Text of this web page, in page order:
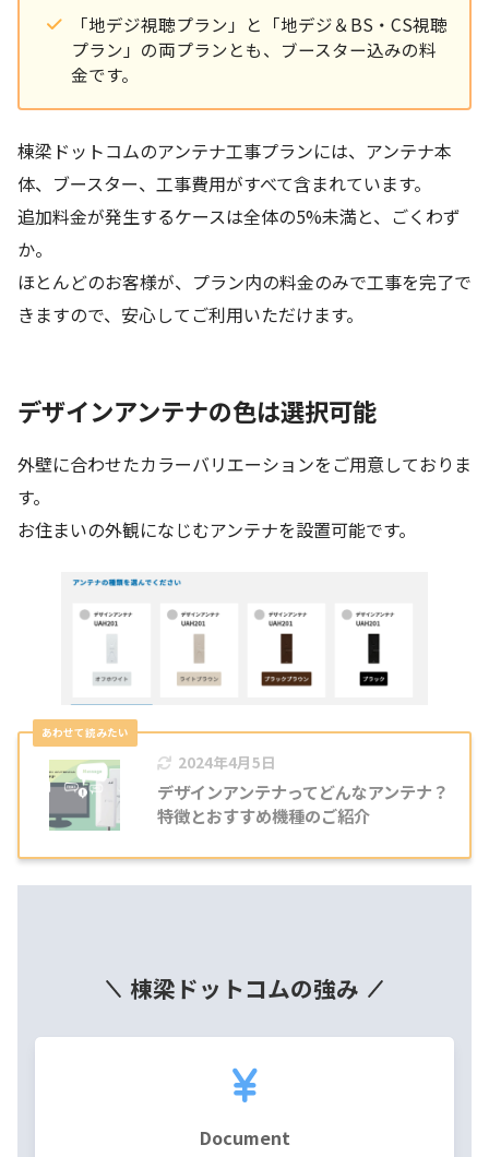
「地デジ視聴プラン」と「地デジ＆BS・CS視聴
プラン」の両プランとも、ブースター込みの料
金です。
棟梁ドットコムのアンテナ工事プランには、アンテナ本
体、ブースター、工事費用がすべて含まれています。
追加料金が発生するケースは全体の5%未満と、ごくわず
か。
ほとんどのお客様が、プラン内の料金のみで工事を完了で
きますので、安心してご利用いただけます。
デザインアンテナの色は選択可能
外壁に合わせたカラーバリエーションをご用意しておりま
す。
お住まいの外観になじむアンテナを設置可能です。
2024年4月5日
デザインアンテナってどんなアンテナ？
特徴とおすすめ機種のご紹介
棟梁ドットコムの強み
Document